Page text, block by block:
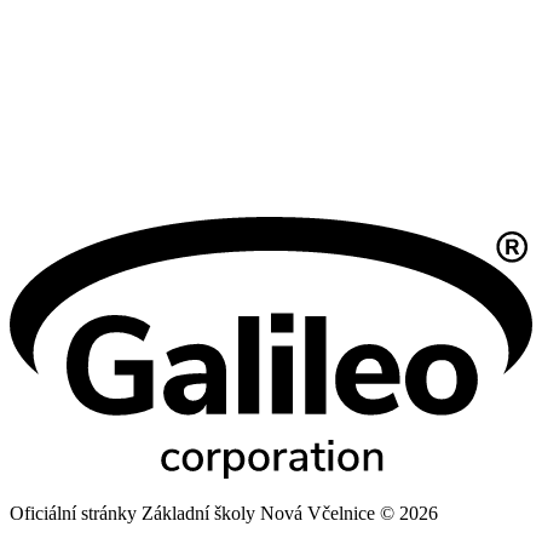
Oficiální stránky Základní školy Nová Včelnice © 2026